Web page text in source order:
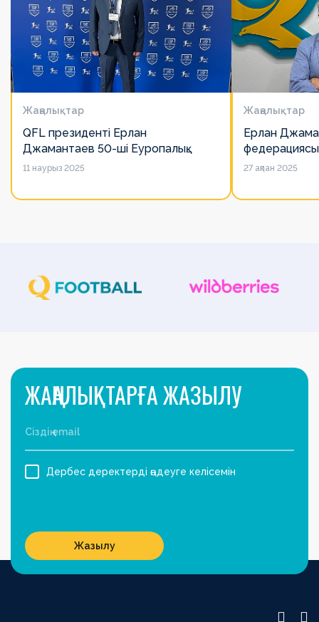
Жаңалықтар
QFL президенті Ерлан
Джамантаев 50-ші Еуропалық
лигалар Бас ассамблеясына
11 наурыз 2025
Жаңалықтар
Ерлан
есімін
27 ақпан 2025
ЖАҢАЛЫҚТАРҒА ЖАЗЫЛУ
Дербес деректерді өңдеуге келісемін
Жазылу